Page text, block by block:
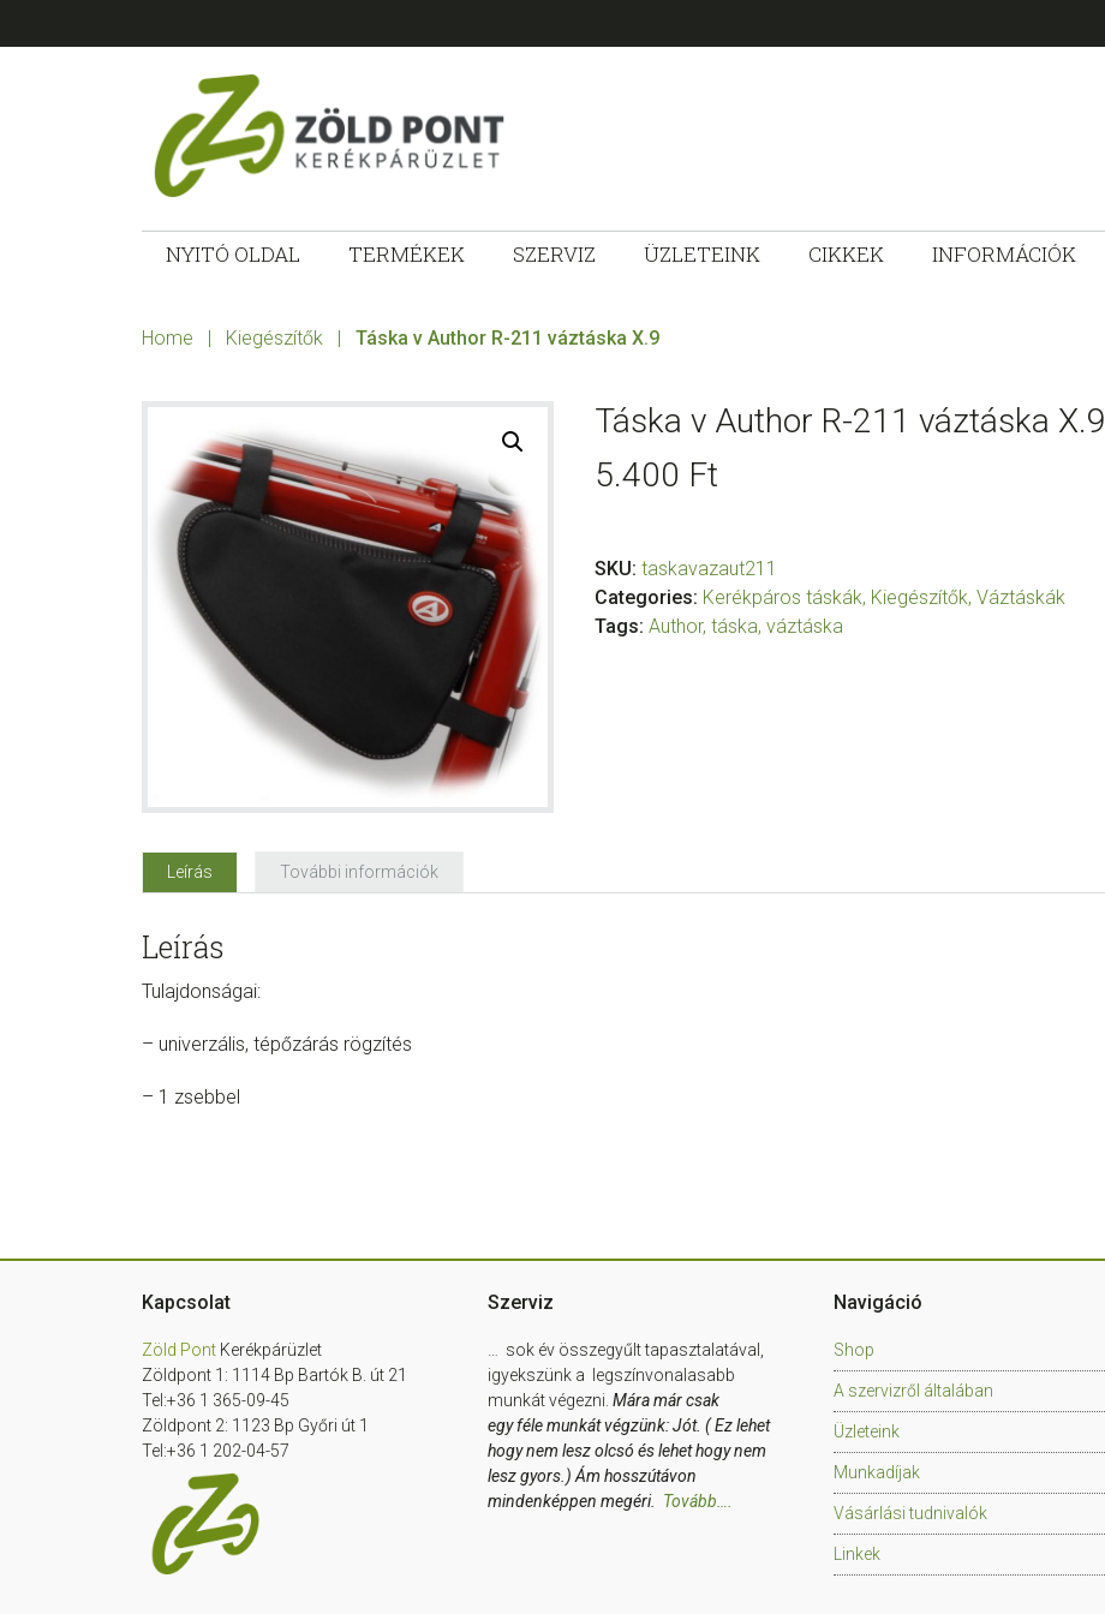
to
to
to
ZÖLD
KERÉKPÁRÜZLET
mindenkinek!
NYITÓ OLDAL TERMÉKEK SZERVIZ ÜZLETEINK CIKKEK INFORMÁCIÓK
Home | Kiegészítők | Táska v Author R-211 váztáska X.9
Táska v Author R-211 váztáska X.9
5.400 Ft
SKU: taskavazaut211
Categories: Kerékpáros táskák, Kiegészítők, Váztáskák
Tags: Author, táska, váztáska
Leírás További információk
Leírás
Tulajdonságai:
– univerzális, tépőzárás rögzítés
– 1 zsebbel
Kapcsolat
Zöld Pont Kerékpárüzlet
Zöldpont 1: 1114 Bp Bartók B. út 21
Tel:+36 1 365-09-45
Zöldpont 2: 1123 Bp Győri út 1
Tel:+36 1 202-04-57
Szerviz
… sok év összegyűlt tapasztalatával,
igyekszünk a legszínvonalasabb
munkát végezni.Mára már csak
egy féle munkát végzünk: Jót. ( Ez lehet
hogy nem lesz olcsó és lehet hogy nem
lesz gyors.) Ám hosszútávon
mindenképpen megéri. Tovább….
Navigáció
Shop
A szervizről általában
Üzleteink
Munkadíjak
Vásárlási tudnivalók
Linkek